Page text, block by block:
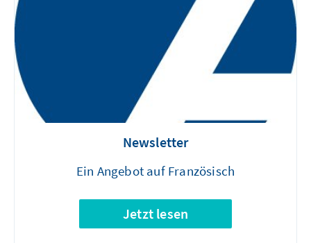
Newsletter
Ein Angebot auf Französisch
Jetzt lesen